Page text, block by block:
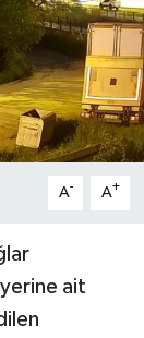
A- A+
ait